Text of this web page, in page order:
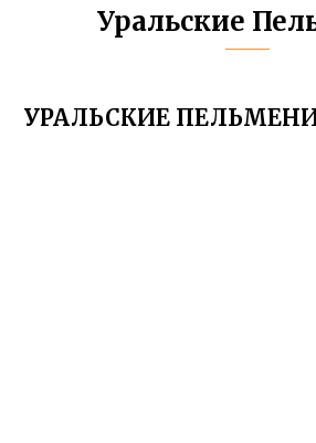
Уральские
УРАЛЬСКИЕ